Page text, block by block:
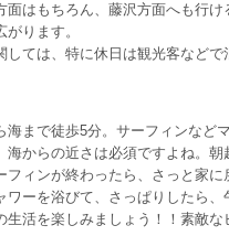
面はもちろん、藤沢方面へも行け
ります。
しては、特に休日は観光客など
海まで徒歩5分。サーフィンなど
海からの近さは必須ですよね。朝
フィンが終わったら、さっと家に
ワーを浴びて、さっぱりしたら、
生活を楽しみましょう！！素敵